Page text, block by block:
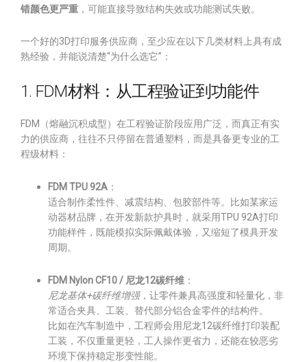
错颜色更严重 ，可能直接导致结构失效或功能测试失败。
一个好的3D打印服务供应商，至少应在以下几类材料上具有成
熟经验，并能说清楚“为什么选它”：
1. FDM材料：从工程验证到功能件
FDM（熔融沉积成型）在工程验证阶段应用广泛，而真正有实
力的供应商，往往不只停留在普通塑料，而是具备更专业的工
程级材料：
FDM TPU 92A ：
适合制作柔性件、减震结构、包胶部件等。比如某家运
动器材品牌，在开发新款护具时，就采用TPU 92A打印
功能样件，既能模拟实际佩戴体验，又缩短了模具开发
周期。
FDM Nylon CF10 / 尼龙12碳纤维 ：
尼龙基体+碳纤维增强，让零件兼具高强度和轻量化，非
常适合夹具、工装、替代部分铝合金零件的结构件。
比如在汽车制造中，工程师会用尼龙12碳纤维打印装配
工装，不仅重量更轻，工人操作更省力，还能在较恶劣
环境下保持稳定形变性能。